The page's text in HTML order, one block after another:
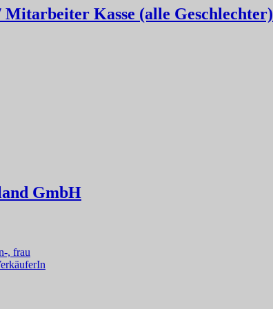
Mitarbeiter Kasse (alle Geschlechter)
GmbH
, frau